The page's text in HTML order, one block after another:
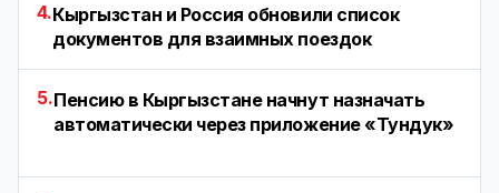
4.Кыргызстан и Россия обновили список
документов для взаимных поездок
5.Пенсию в Кыргызстане начнут назначать
автоматически через приложение «Тундук»